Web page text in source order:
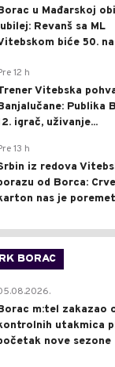
u Mađarskoj
Revanš sa ML
biće 50.
12 h
Vitebska
Publika
igrač, uživanje...
13 h
iz redova
od Borca:
nas je
RK BORAC
m:tel zakazao
utakmica
nove sezone